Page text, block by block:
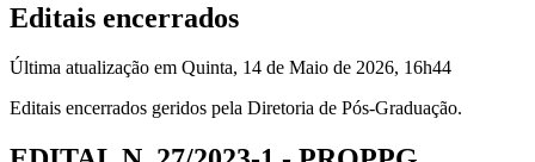
Editais encerrados
Última atualização em Quinta, 14 de Maio de 2026, 16h44
Editais encerrados geridos pela Diretoria de Pós-Graduação.